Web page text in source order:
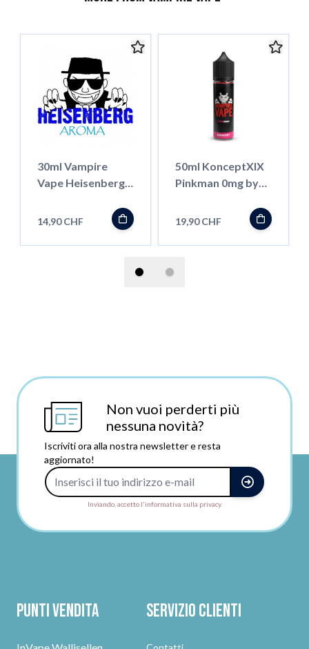
30ml Vampire
Vape Heisenberg
14,90 CHF
50ml KonceptXIX
Pinkman 0mg by
19,90 CHF
Non vuoi perderti più
nessuna novità?
Iscriviti ora alla nostra newsletter e resta
aggiornato!
Inviando, accetto l'informativa sulla privacy.
Punti vendita Servizio clienti